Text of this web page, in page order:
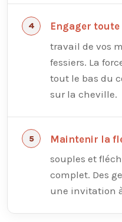
Engager
travail de vos
fessiers. La
tout le bas du
sur la cheville.
Maintenir la
souples et
complet. Des
une invitation